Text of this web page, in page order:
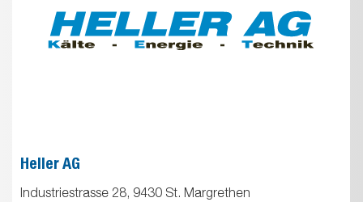
Heller AG
Industriestrasse 28, 9430 St. Margrethen